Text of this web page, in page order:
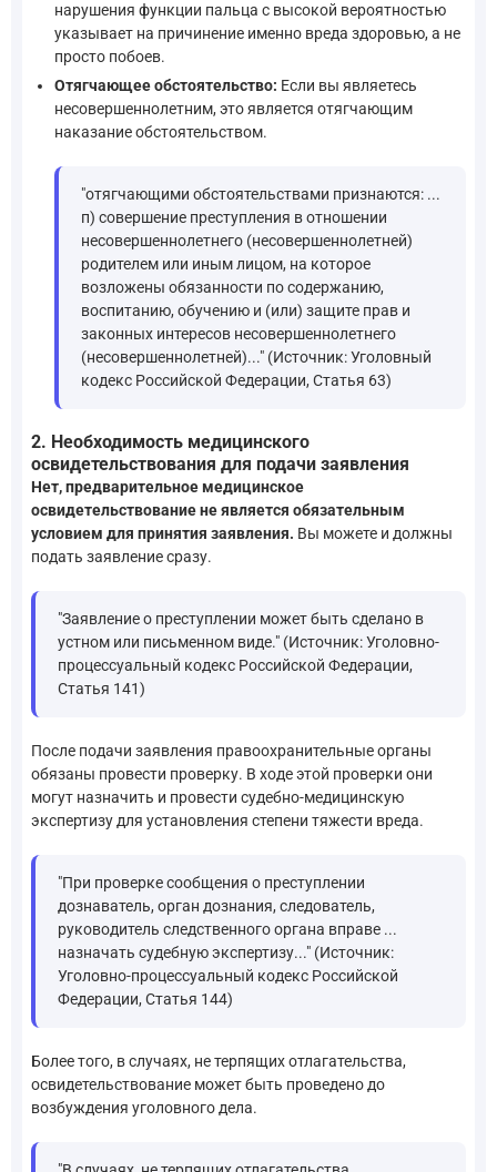
нарушения функции пальца с высокой вероятностью
указывает на причинение именно вреда здоровью, а не
просто побоев.
Отягчающее обстоятельство: Если вы являетесь
несовершеннолетним, это является отягчающим
наказание обстоятельством.
"отягчающими обстоятельствами признаются: ...
п) совершение преступления в отношении
несовершеннолетнего (несовершеннолетней)
родителем или иным лицом, на которое
возложены обязанности по содержанию,
воспитанию, обучению и (или) защите прав и
законных интересов несовершеннолетнего
(несовершеннолетней)..." (Источник: Уголовный
кодекс Российской Федерации, Статья 63)
2. Необходимость медицинского
освидетельствования для подачи заявления
Нет, предварительное медицинское
освидетельствование не является обязательным
условием для принятия заявления. Вы можете и должны
подать заявление сразу.
"Заявление о преступлении может быть сделано в
устном или письменном виде." (Источник: Уголовно-
процессуальный кодекс Российской Федерации,
Статья 141)
После подачи заявления правоохранительные органы
обязаны провести проверку. В ходе этой проверки они
могут назначить и провести судебно-медицинскую
экспертизу для установления степени тяжести вреда.
"При проверке сообщения о преступлении
дознаватель, орган дознания, следователь,
руководитель следственного органа вправе ...
назначать судебную экспертизу..." (Источник:
Уголовно-процессуальный кодекс Российской
Федерации, Статья 144)
Более того, в случаях, не терпящих отлагательства,
освидетельствование может быть проведено до
возбуждения уголовного дела.